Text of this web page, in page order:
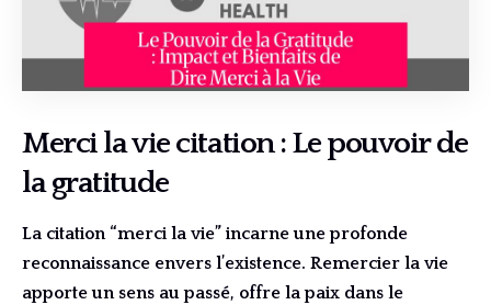
Merci la vie citation : Le pouvoir de
la gratitude
La citation “merci la vie” incarne une profonde
reconnaissance envers l’existence. Remercier la vie
apporte un sens au passé, offre la paix dans le